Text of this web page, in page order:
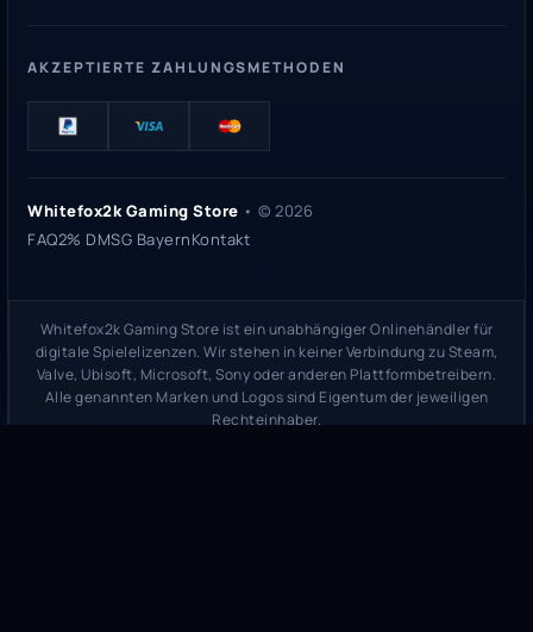
AKZEPTIERTE ZAHLUNGSMETHODEN
Whitefox2k Gaming Store • © 2026
FAQ2% DMSG BayernKontakt
Whitefox2k Gaming Store ist ein unabhängiger Onlinehändler für
digitale Spielelizenzen. Wir stehen in keiner Verbindung zu Steam,
Valve, Ubisoft, Microsoft, Sony oder anderen Plattformbetreibern.
Alle genannten Marken und Logos sind Eigentum der jeweiligen
Rechteinhaber.